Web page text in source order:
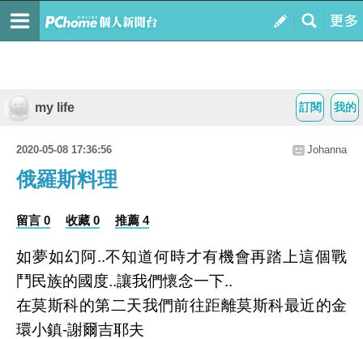
我的
訂閱
my life
2020-05-08 17:36:56 Johanna
俄羅斯料理
留言 0 收藏 0 推薦 4
如夢如幻阿..不知道何時才有機會再踏上這個戰
鬥民族的國度..讓我們懷念一下..
在莫斯科的第二天我們前往距離莫斯科最近的金
環小鎮-謝爾吉耶夫